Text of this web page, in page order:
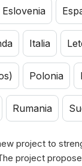
Eslovenia
Italia
Polonia
Rumania
project to
project